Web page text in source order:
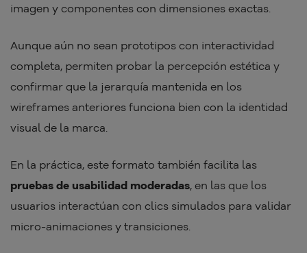
imagen y componentes con dimensiones exactas.
Aunque aún no sean prototipos con interactividad
completa, permiten probar la percepción estética y
confirmar que la jerarquía mantenida en los
wireframes anteriores funciona bien con la identidad
visual de la marca.
En la práctica, este formato también facilita las
pruebas de usabilidad moderadas, en las que los
usuarios interactúan con clics simulados para validar
micro-animaciones y transiciones.